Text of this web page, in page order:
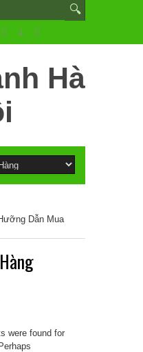
Dẫn Mua
were found for